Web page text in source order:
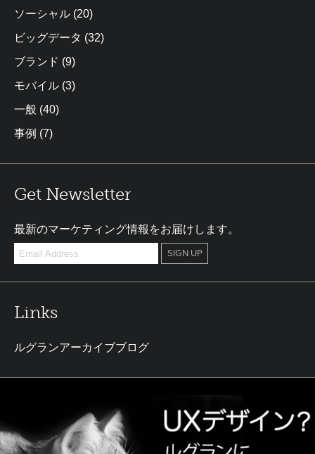
ソーシャル (20)
ビッグデータ (32)
ブランド (9)
モバイル (3)
一般 (40)
事例 (7)
Get Newsletter
最新のマーケティング情報をお届けします。
Links
ルグランアーカイブブログ